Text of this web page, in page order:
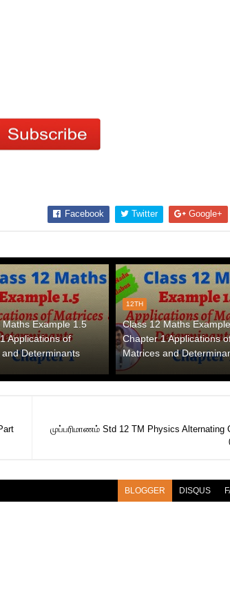
Facebook Twitter Google+
Maths Example 1.5
Applications of
and Determinants
12TH
Class 12 Maths
Chapter 1 Applications
Matrices and
முப்பரிமாணம் Std 12 TM Physics Alternating
BLOGGER DISQUS